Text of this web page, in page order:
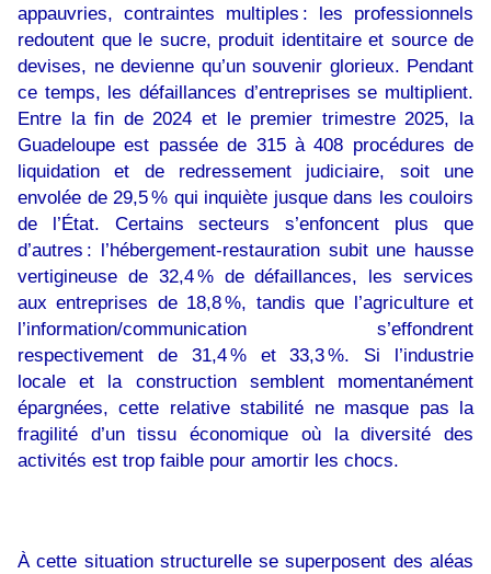
appauvries, contraintes multiples : les professionnels
redoutent que le sucre, produit identitaire et source de
devises, ne devienne qu’un souvenir glorieux. Pendant
ce temps, les défaillances d’entreprises se multiplient.
Entre la fin de 2024 et le premier trimestre 2025, la
Guadeloupe est passée de 315 à 408 procédures de
liquidation et de redressement judiciaire, soit une
envolée de 29,5 % qui inquiète jusque dans les couloirs
de l’État. Certains secteurs s’enfoncent plus que
d’autres : l’hébergement-restauration subit une hausse
vertigineuse de 32,4 % de défaillances, les services
aux entreprises de 18,8 %, tandis que l’agriculture et
l’information/communication s’effondrent
respectivement de 31,4 % et 33,3 %. Si l’industrie
locale et la construction semblent momentanément
épargnées, cette relative stabilité ne masque pas la
fragilité d’un tissu économique où la diversité des
activités est trop faible pour amortir les chocs.
À cette situation structurelle se superposent des aléas